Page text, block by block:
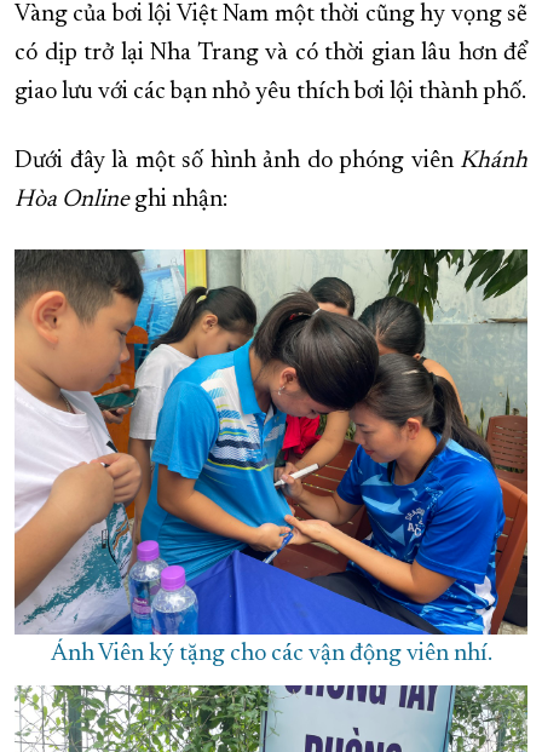
Vàng của bơi lội Việt Nam một thời cũng hy vọng sẽ
có dịp trở lại Nha Trang và có thời gian lâu hơn để
giao lưu với các bạn nhỏ yêu thích bơi lội thành phố.
Dưới đây là một số hình ảnh do phóng viên Khánh
Hòa Onlineghi nhận:
Ánh Viên ký tặng cho các vận động viên nhí.